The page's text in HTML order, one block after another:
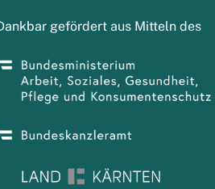
gefördert aus Mitteln des